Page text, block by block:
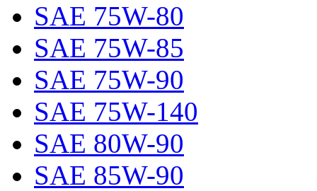
SAE 75W-80
SAE 75W-85
SAE 75W-90
SAE 75W-140
SAE 80W-90
SAE 85W-90